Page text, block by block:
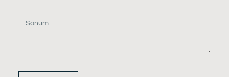
Sõnum